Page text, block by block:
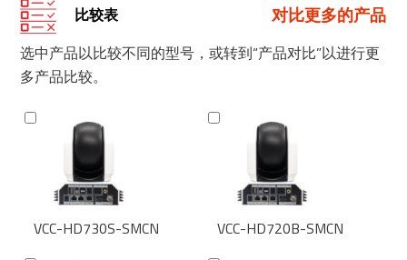
比较表 对比更多的产品
选中产品以比较不同的型号，或转到“产品对比”以进行更
多产品比较。
VCC-HD730S-SMCN VCC-HD720B-SMCN